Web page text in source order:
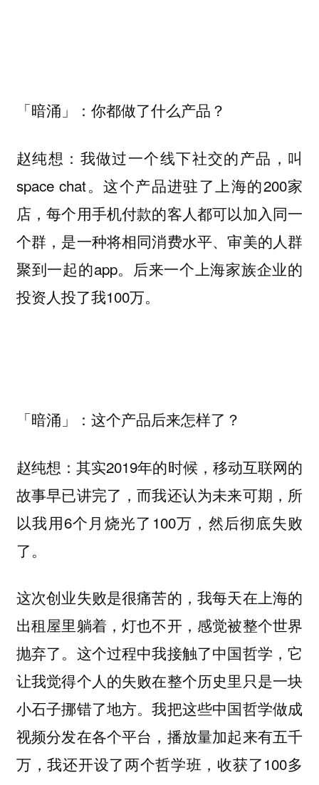
「暗涌」：你都做了什么产品？
赵纯想： 我做过一个线下社交的产品，叫
space chat。这个产品进驻了上海的200家
店，每个用手机付款的客人都可以加入同一
个群，是一种将相同消费水平、审美的人群
聚到一起的app。后来一个上海家族企业的
投资人投了我100万。
「暗涌」：这个产品后来怎样了？
赵纯想：其实2019年的时候，移动互联网的
故事早已讲完了，而我还认为未来可期，所
以我用6个月烧光了100万，然后彻底失败
了。
这次创业失败是很痛苦的，我每天在上海的
出租屋里躺着，灯也不开，感觉被整个世界
抛弃了。这个过程中我接触了中国哲学，它
让我觉得个人的失败在整个历史里只是一块
小石子挪错了地方。我把这些中国哲学做成
视频分发在各个平台，播放量加起来有五千
万，我还开设了两个哲学班，收获了100多